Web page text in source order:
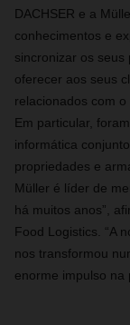
DACHSER e a
conhecimentos e
sincronizar os seus
oferecer aos seus
relacionados com
Em particular,
informática
propriedades e
Müller é líder de
há muitos anos”,
Food Logistics. “A
nos transformou
enorme impulso na